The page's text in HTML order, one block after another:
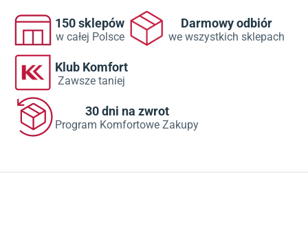
150 sklepów
w całej Polsce
Darmowy odbiór
we wszystkich sklepach
Klub Komfort
Zawsze taniej
30 dni na zwrot
Program Komfortowe Zakupy